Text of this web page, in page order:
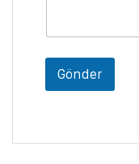
Gönder